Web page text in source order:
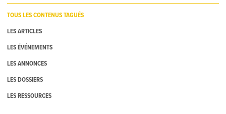
TOUS LES CONTENUS TAGUÉS
LES ARTICLES
LES ÉVÉNEMENTS
LES ANNONCES
LES DOSSIERS
LES RESSOURCES